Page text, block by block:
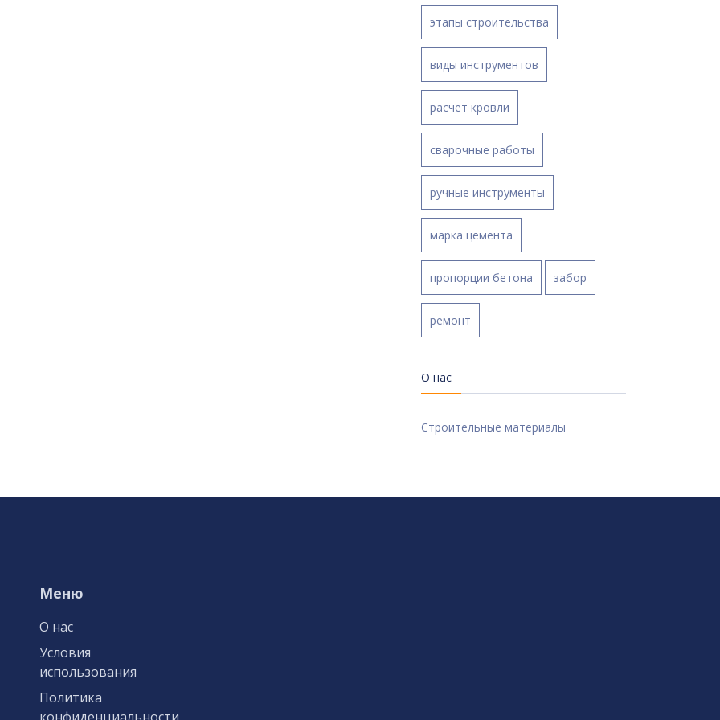
В
этапы строительства
виды инструментов
расчет кровли
сварочные работы
ручные инструменты
марка цемента
пропорции бетона забор
ремонт
О нас
Строительные материалы
Меню
О нас
Условия
использования
Политика